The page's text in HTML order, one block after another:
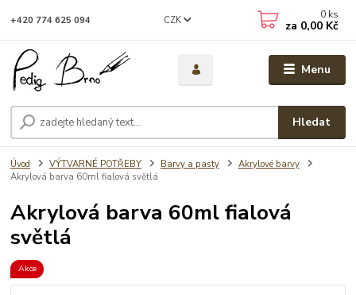
Menu
CZK
Hledat
+420 774 625 094 0 ks
za 0,00 Kč
Úvod VÝTVARNÉ POTŘEBY Barvy a pasty
Akrylové barvy
Akrylová barva 60ml fialová světlá
Akrylová barva 60ml fialová
světlá
Akce